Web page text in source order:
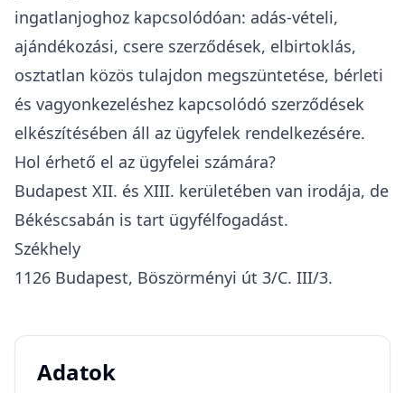
ingatlanjoghoz kapcsolódóan: adás-vételi,
ajándékozási, csere szerződések, elbirtoklás,
osztatlan közös tulajdon megszüntetése, bérleti
és vagyonkezeléshez kapcsolódó szerződések
elkészítésében áll az ügyfelek rendelkezésére.
Hol érhető el az ügyfelei számára?
Budapest XII. és XIII. kerületében van irodája, de
Békéscsabán is tart ügyfélfogadást.
Székhely
1126 Budapest, Böszörményi út 3/C. III/3.
Adatok